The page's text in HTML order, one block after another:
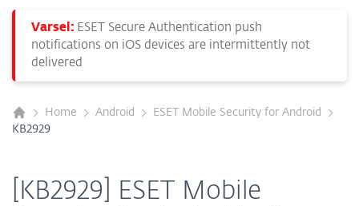
Varsel: ESET Secure Authentication push
notifications on iOS devices are intermittently not
delivered
Home Android
ESET Mobile Security for Android
KB2929
[KB2929] ESET Mobile